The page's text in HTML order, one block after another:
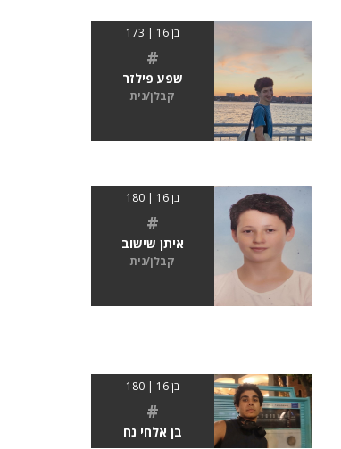
בן 16 | 173
#
שפע פילזר
קבלן/נית
בן 16 | 180
#
איתן שישוב
קבלן/נית
בן 16 | 180
#
בן אלחי נח